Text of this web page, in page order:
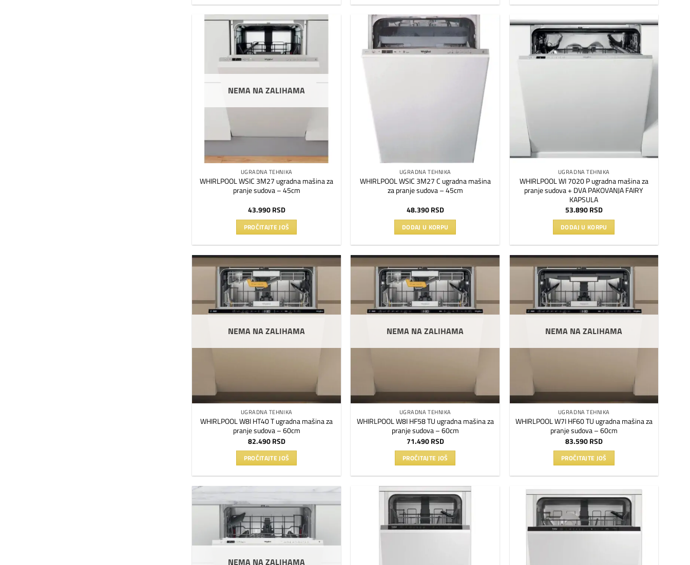
NEMA NA ZALIHAMA
UGRADNA TEHNIKA
WHIRLPOOL WSIC 3M27 ugradna mašina za
pranje sudova – 45cm
43.990RSD
PROČITAJTE JOŠ
na
listu
želja
UGRADNA TEHNIKA
WHIRLPOOL WSIC 3M27 C ugradna mašina
za pranje sudova – 45cm
48.390RSD
DODAJ U KORPU
Dodaj
na
listu
UGRADNA TEHNIKA
WHIRLPOOL WI 7020 P ugradna mašina za
pranje sudova + DVA PAKOVANJA FAIRY
KAPSULA
53.890RSD
DODAJ U KORPU
želja
NEMA NA ZALIHAMA
UGRADNA TEHNIKA
WHIRLPOOL W8I HT40 T ugradna mašina za
pranje sudova – 60cm
82.490RSD
PROČITAJTE JOŠ
želja
NEMA NA ZALIHAMA
UGRADNA TEHNIKA
WHIRLPOOL W8I HF58 TU ugradna mašina za
pranje sudova – 60cm
71.490RSD
PROČITAJTE JOŠ
želja
NEMA NA ZALIHAMA
UGRADNA TEHNIKA
WHIRLPOOL W7I HF60 TU ugradna mašina za
pranje sudova – 60cm
83.590RSD
PROČITAJTE JOŠ
NEMA NA ZALIHAMA
listu